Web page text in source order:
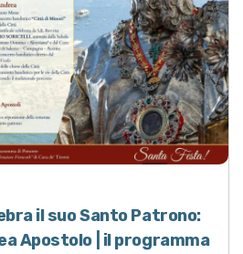
il suo Santo Patrono:
Apostolo | il programma